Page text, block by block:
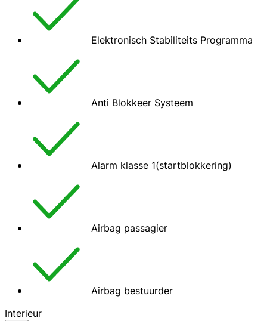
Elektronisch Stabiliteits Programma
Anti Blokkeer Systeem
Alarm klasse 1(startblokkering)
Airbag passagier
Airbag bestuurder
Interieur